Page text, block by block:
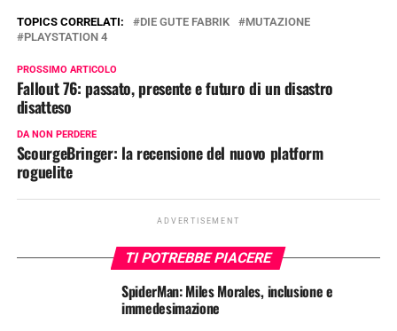
TOPICS CORRELATI: DIE GUTE FABRIK
MUTAZIONE
PLAYSTATION 4
PROSSIMO ARTICOLO
Fallout 76: passato, presente e futuro di un disastro
disatteso
DA NON PERDERE
ScourgeBringer: la recensione del nuovo platform
roguelite
ADVERTISEMENT
TI POTREBBE PIACERE
SpiderMan: Miles Morales, inclusione e
immedesimazione